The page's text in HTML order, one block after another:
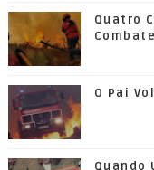
Quatro
O Pai
Quando